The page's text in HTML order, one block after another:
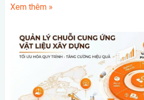
Xem thêm »